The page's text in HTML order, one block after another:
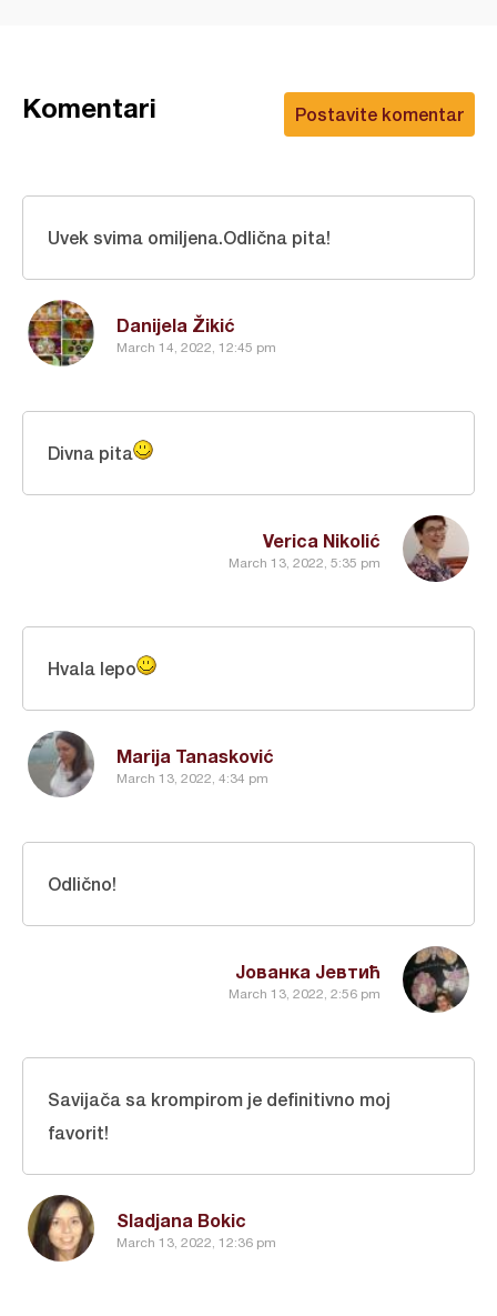
Postavite komentar
Komentari
Danijela Žikić
March 14, 2022, 12:45 pm
Uvek svima omiljena.Odlična pita!
Verica Nikolić
March 13, 2022, 5:35 pm
Divna pita
Marija Tanasković
March 13, 2022, 4:34 pm
Hvala lepo
Јованка Јевтић
March 13, 2022, 2:56 pm
Odlično!
Sladjana Bokic
March 13, 2022, 12:36 pm
Savijača sa krompirom je definitivno moj
favorit!